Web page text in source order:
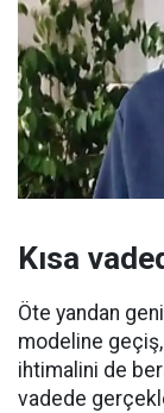
Kısa
Öte yandan
modeline
ihtimalini de
vadede